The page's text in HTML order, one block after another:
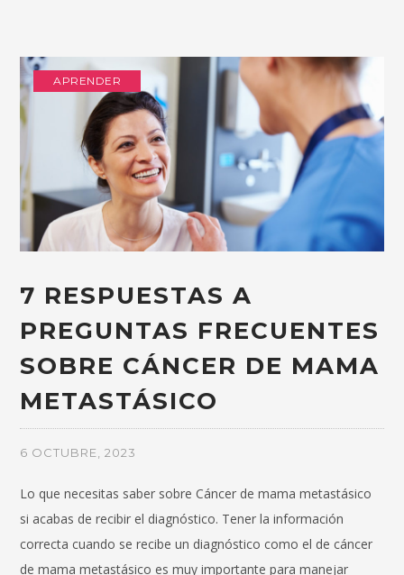
APRENDER
7 RESPUESTAS A
PREGUNTAS FRECUENTES
SOBRE CÁNCER DE MAMA
METASTÁSICO
6 OCTUBRE, 2023
Lo que necesitas saber sobre Cáncer de mama metastásico
si acabas de recibir el diagnóstico. Tener la información
correcta cuando se recibe un diagnóstico como el de cáncer
de mama metastásico es muy importante para manejar